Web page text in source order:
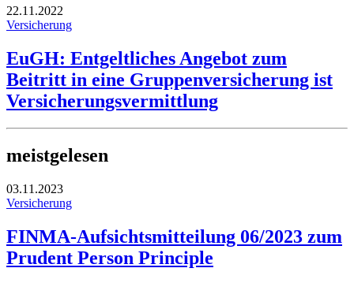
22.11.2022
Versicherung
EuGH: Entgeltliches Angebot zum
Beitritt in eine Gruppenversicherung ist
Versicherungsvermittlung
meistgelesen
03.11.2023
Versicherung
FINMA-Aufsichtsmitteilung 06/2023 zum
Prudent Person Principle